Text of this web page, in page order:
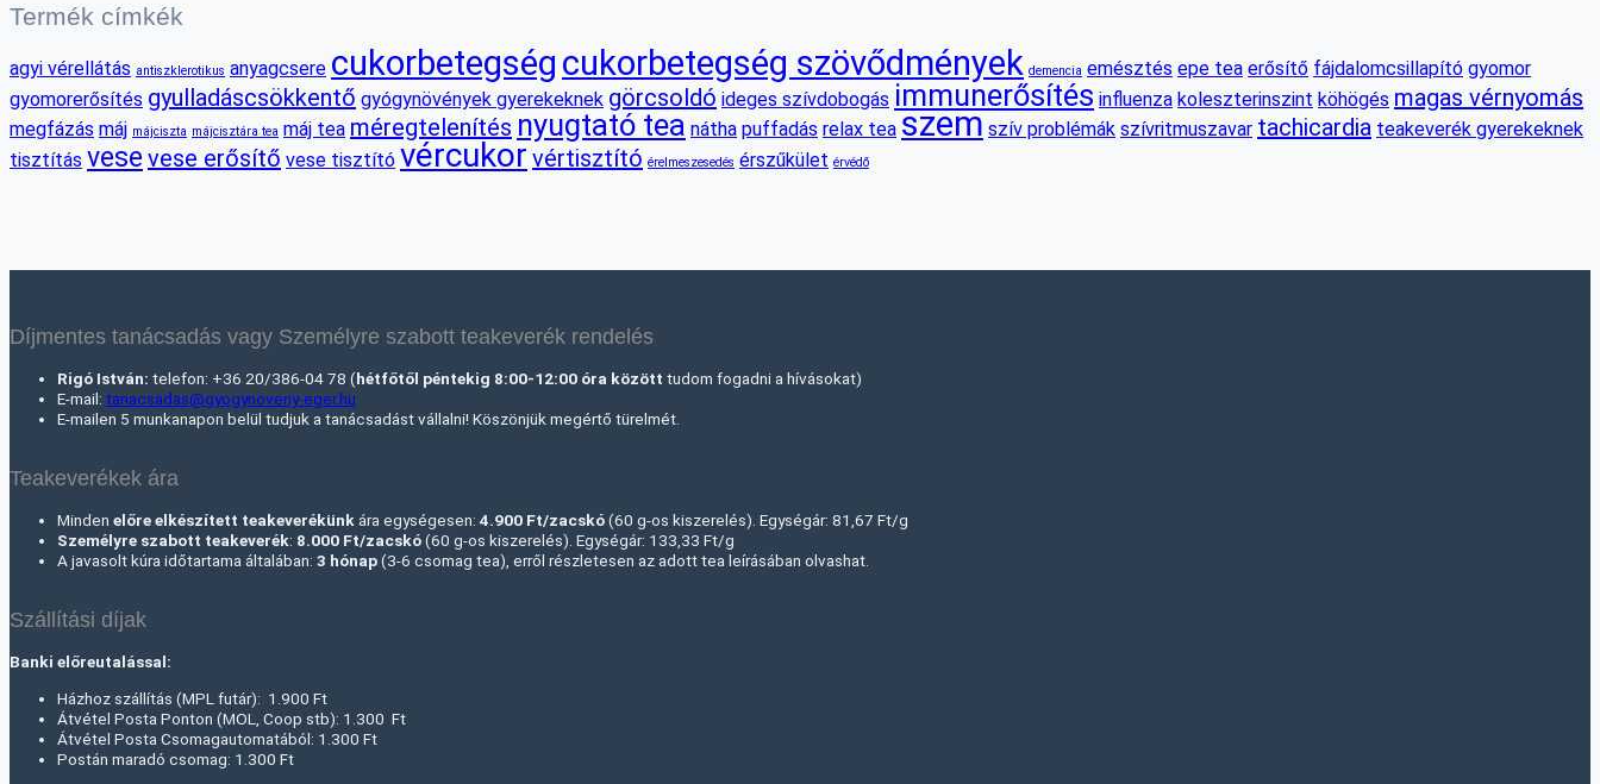
Termék címkék
agyi vérellátás antiszklerotikus anyagcsere cukorbetegség cukorbetegség szövődmények demencia emésztés epe tea erősítő fájdalomcsillapító gyomor
gyomorerősítés gyulladáscsökkentő gyógynövények gyerekeknek görcsoldó ideges szívdobogás immunerősítés influenza koleszterinszint köhögés magas vérnyomás
megfázás máj májciszta májcisztára tea máj tea méregtelenítés nyugtató tea nátha puffadás relax tea szem szív problémák szívritmuszavar tachicardia teakeverék gyerekeknek
tisztítás vese vese erősítő vese tisztító vércukor vértisztító érelmeszesedés érszűkület érvédő
Díjmentes tanácsadás vagy Személyre szabott teakeverék rendelés
Rigó István: telefon: +36 20/386-04 78 (hétfőtől péntekig 8:00-12:00 óra között tudom fogadni a hívásokat)
E-mail: tanacsadas@gyogynoveny-eger.hu
E-mailen 5 munkanapon belül tudjuk a tanácsadást vállalni! Köszönjük megértő türelmét.
Teakeverékek ára
Minden előre elkészített teakeverékünk ára egységesen: 4.900 Ft/zacskó(60 g-os kiszerelés). Egységár: 81,67 Ft/g
Személyre szabott teakeverék: 8.000 Ft/zacskó(60 g-os kiszerelés). Egységár: 133,33 Ft/g
A javasolt kúra időtartama általában: 3 hónap(3-6 csomag tea), erről részletesen az adott tea leírásában olvashat.
Szállítási díjak
Banki előreutalással:
Házhoz szállítás (MPL futár): 1.900 Ft
Átvétel Posta Ponton (MOL, Coop stb): 1.300 Ft
Átvétel Posta Csomagautomatából: 1.300 Ft
Postán maradó csomag: 1.300 Ft